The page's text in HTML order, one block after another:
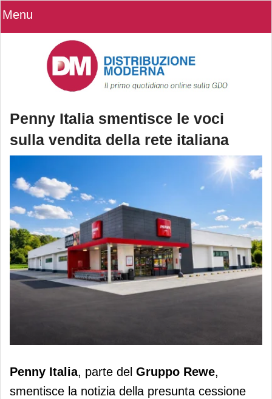
Menu
Penny Italia smentisce le voci
sulla vendita della rete italiana
Penny Italia smentisce le voci sulla
vendita della rete italiana
Penny Italia, parte del Gruppo Rewe,
smentisce la notizia della presunta cessione